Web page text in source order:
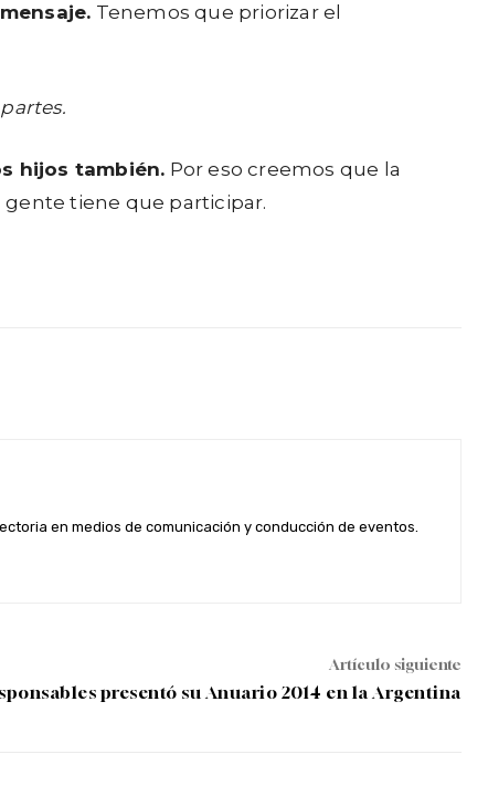
Tenemos que priorizar el
hijos también. Por eso creemos que la
tiene que participar.
en medios de comunicación y conducción de eventos.
Artículo siguiente
presentó su Anuario 2014 en la Argentina